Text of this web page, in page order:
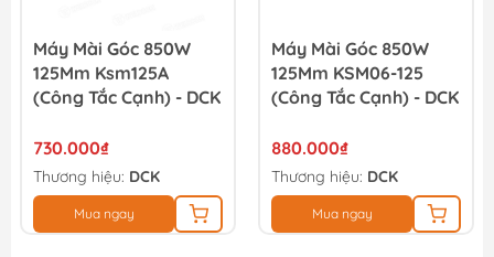
Máy Mài Góc 850W
125Mm Ksm125A
(Công Tắc Cạnh) - DCK
730.000₫
Thương hiệu: DCK
Mua ngay
Máy Mài Góc 850W
125Mm KSM06-125
(công Tắc Cạnh) - DCK
880.000₫
Thương hiệu: DCK
Mua ngay